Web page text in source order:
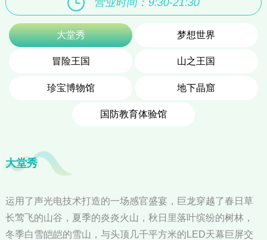
营业时间：9:30-21:30
大堂秀 梦想世界
冒险王国 山之王国
珍宝博物馆 地下晶窟
国防教育体验馆
大堂秀
运用了声光电技术打造的一场感官盛宴，巨龙穿越了春日草
长莺飞的山谷，夏季的炎炎火山，秋日里落叶缤纷的树林，
冬季白雪皑皑的雪山，与头顶几千平方米的LED天幕巨屏交